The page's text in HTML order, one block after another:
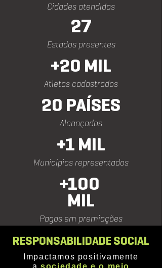
Cidades atendidas
27
Estados presentes
+20 MIL
Atletas cadastrados
20 PAÍSES
Alcançados
+1 MIL
Municípios representados
+100
MIL
Pagos em premiações
RESPONSABILIDADE SOCIAL
Impactamos positivamente
asociedade e o meio